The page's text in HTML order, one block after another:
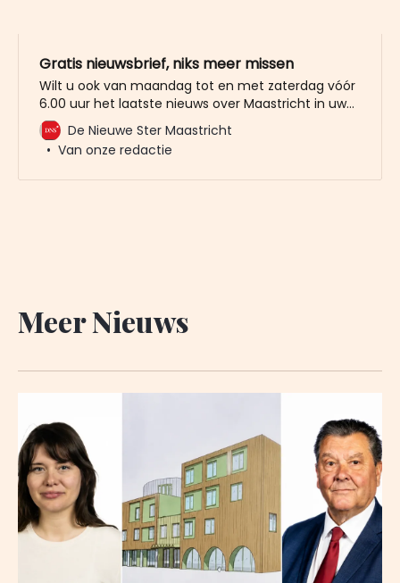
Gratis nieuwsbrief, niks meer missen
Wilt u ook van maandag tot en met zaterdag vóór
6.00 uur het laatste nieuws over Maastricht in uw
mailbox? Meld u dan gratis aan voor de nieuwbrief
van De Nieuwe Ster. Meer dan 20.000 trouwe lezers
gingen u al voor. Het enige wat wij van u vragen
De Nieuwe Ster Maastricht
Van onze redactie
Meer Nieuws